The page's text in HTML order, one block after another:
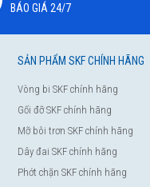
BÁO GIÁ 24/7
SẢN PHẨM SKF CHÍNH HÃNG
Vòng bi SKF chính hãng
Gối đỡ SKF chính hãng
Mỡ bôi trơn SKF chính hãng
Dây đai SKF chính hãng
Phớt chặn SKF chính hãng